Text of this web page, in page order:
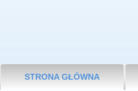
STRONA GŁÓWNA